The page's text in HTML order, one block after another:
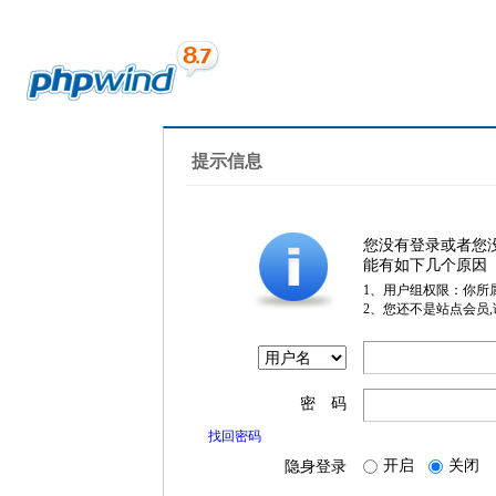
提示信息
您没有登录或者您
能有如下几个原因
1、用户组权限：你所
2、您还不是站点会员
密 码
找回密码
隐身登录 开启 关闭